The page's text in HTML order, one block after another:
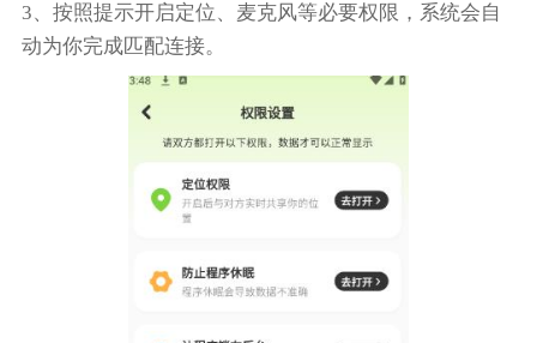
3、按照提示开启定位、麦克风等必要权限，系统会自
动为你完成匹配连接。